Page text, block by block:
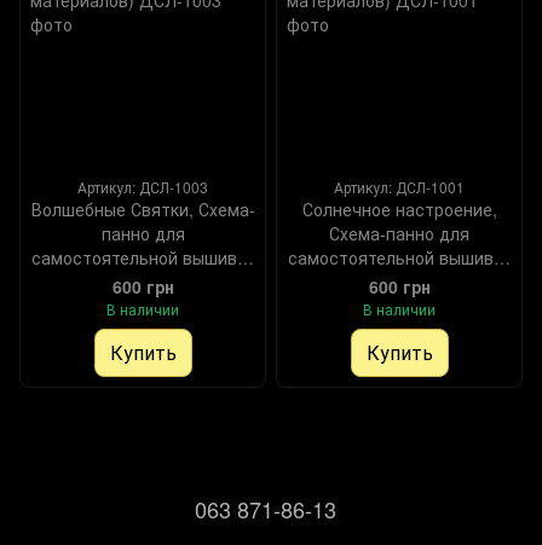
Артикул: ДСЛ-1003
Волшебные Святки, Схема-
панно для
самостоятельной вышивки
бисером (DIY)
(самостоятельный подбор
материалов), Схема
600 грн
В наличии
Купить
Артикул: ДСЛ-1001
Солнечное настроение,
Схема-панно для
самостоятельной вышивки
бисером (DIY)
(самостоятельный подбор
материалов), Схема
600 грн
В наличии
Купить
063 871-86-13